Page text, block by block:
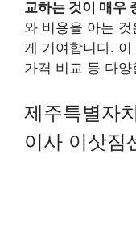
교하는 것이 매우
와 비용을 아는
게 기여합니다.
가격 비교 등 다
제주특별자
이사 이삿짐